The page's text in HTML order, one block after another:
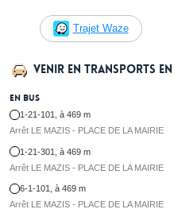
Trajet Waze
Venir en transports en
En bus
1-21-101, à 469 m
Arrêt LE MAZIS - PLACE DE LA MAIRIE
1-21-301, à 469 m
Arrêt LE MAZIS - PLACE DE LA MAIRIE
6-1-101, à 469 m
Arrêt LE MAZIS - PLACE DE LA MAIRIE